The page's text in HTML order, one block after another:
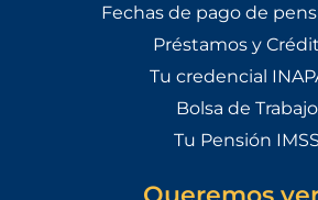
Fechas de pago de
Préstamos y
Tu credencial
Bolsa de Trabajo
Tu Pensión IMSS